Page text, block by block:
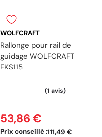
WOLFCRAFT
Rallonge pour rail de
guidage WOLFCRAFT
FKS115
Prix conseillé :111,49 €
53,86 €